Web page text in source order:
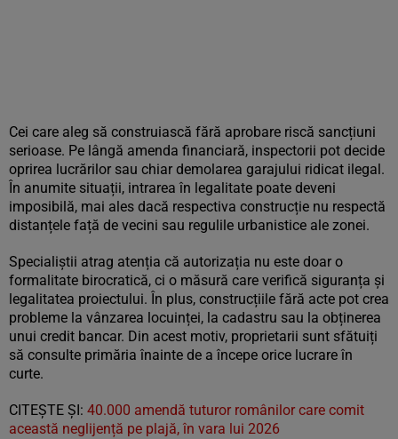
Cei care aleg să construiască fără aprobare riscă sancțiuni
serioase. Pe lângă amenda financiară, inspectorii pot decide
oprirea lucrărilor sau chiar demolarea garajului ridicat ilegal.
În anumite situații, intrarea în legalitate poate deveni
imposibilă, mai ales dacă respectiva construcție nu respectă
distanțele față de vecini sau regulile urbanistice ale zonei.
Specialiștii atrag atenția că autorizația nu este doar o
formalitate birocratică, ci o măsură care verifică siguranța și
legalitatea proiectului. În plus, construcțiile fără acte pot crea
probleme la vânzarea locuinței, la cadastru sau la obținerea
unui credit bancar. Din acest motiv, proprietarii sunt sfătuiți
să consulte primăria înainte de a începe orice lucrare în
curte.
CITEȘTE ȘI: 40.000 amendă tuturor românilor care comit
această neglijență pe plajă, în vara lui 2026